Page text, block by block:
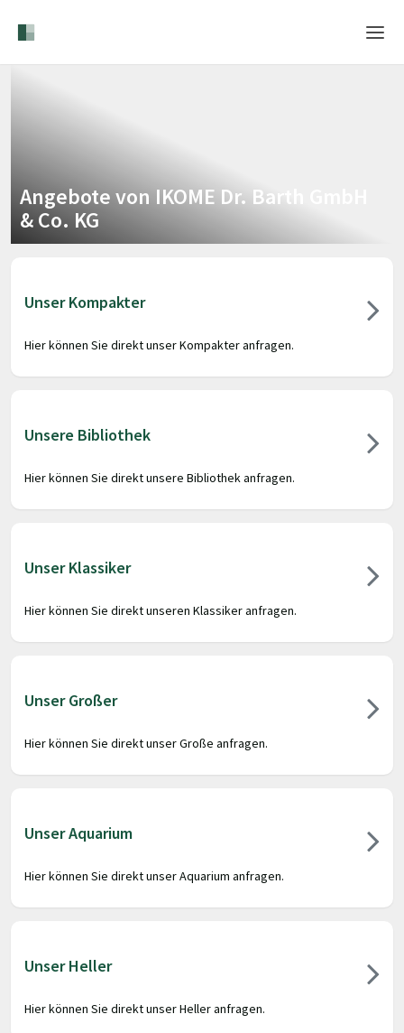
Hilfe & Info
Angebote von IKOME Dr. Barth GmbH
& Co. KG
Unser Kompakter
Hier können Sie direkt unser Kompakter anfragen.
Unsere Bibliothek
Hier können Sie direkt unsere Bibliothek anfragen.
Unser Klassiker
Hier können Sie direkt unseren Klassiker anfragen.
Unser Großer
Hier können Sie direkt unser Große anfragen.
Unser Aquarium
Hier können Sie direkt unser Aquarium anfragen.
Unser Heller
Hier können Sie direkt unser Heller anfragen.